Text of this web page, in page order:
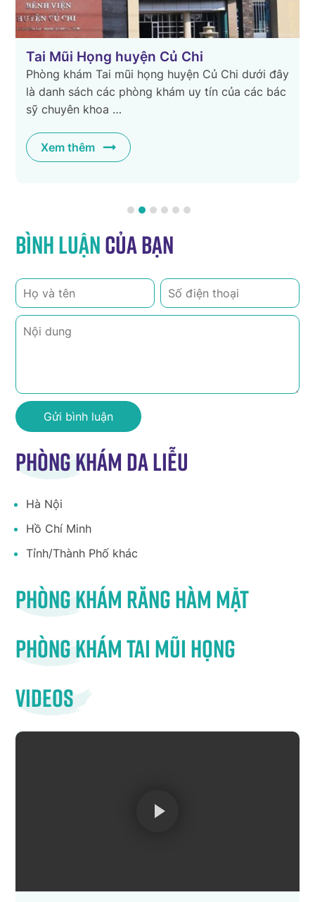
Củ Chi
họng huyện Củ Chi dưới đây
khám uy tín của các bác
Tai Mũi Họng quận
Dưới đây là danh sách
họng quận Tân Phú uy
Bình luậncủa bạn
Phòng khám da liễu
Hà Nội
Hồ Chí Minh
Tỉnh/Thành Phố khác
Phòng khám răng hàm mặt
Phòng khám tai mũi họng
Videos